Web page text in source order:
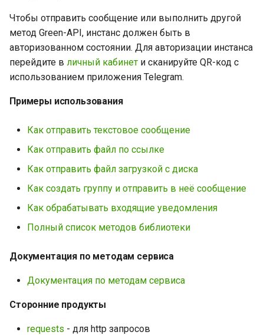
Чтобы отправить сообщение или выполнить другой
метод Green-API, инстанс должен быть в
авторизованном состоянии. Для авторизации инстанса
перейдите в личный кабинет и сканируйте QR-код с
использованием приложения Telegram.
Примеры использования
Как отправить текстовое сообщение
Как отправить файл по ссылке
Как отправить файл загрузкой с диска
Как создать группу и отправить в неё сообщение
Как обрабатывать входящие уведомления
Полный список методов библиотеки
Документация по методам сервиса
Документация по методам сервиса
Сторонние продукты
requests - для http запросов